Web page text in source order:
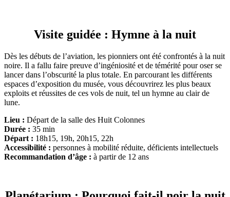
Visite guidée : Hymne à la nuit
Dès les débuts de l’aviation, les pionniers ont été confrontés à la nuit
noire. Il a fallu faire preuve d’ingéniosité et de témérité pour oser se
lancer dans l’obscurité la plus totale. En parcourant les différents
espaces d’exposition du musée, vous découvrirez les plus beaux
exploits et réussites de ces vols de nuit, tel un hymne au clair de
lune.
Lieu : Départ de la salle des Huit Colonnes
Durée : 35 min
Départ : 18h15, 19h, 20h15, 22h
Accessibilité : personnes à mobilité réduite, déficients intellectuels
Recommandation d’âge : à partir de 12 ans